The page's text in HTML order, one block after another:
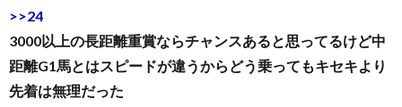
>>24
3000以上の長距離重賞ならチャンスあると思ってるけど中
距離G1馬とはスピードが違うからどう乗ってもキセキより
先着は無理だった